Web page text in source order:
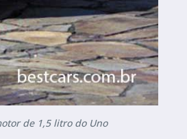
de 1,5 litro do Uno